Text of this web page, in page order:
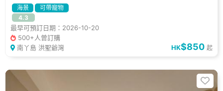
海景
可帶寵物
4.3
最早可預訂日期：2026-10-20
500+人曾訂購
南丫島 洪聖爺灣
HK$850 起